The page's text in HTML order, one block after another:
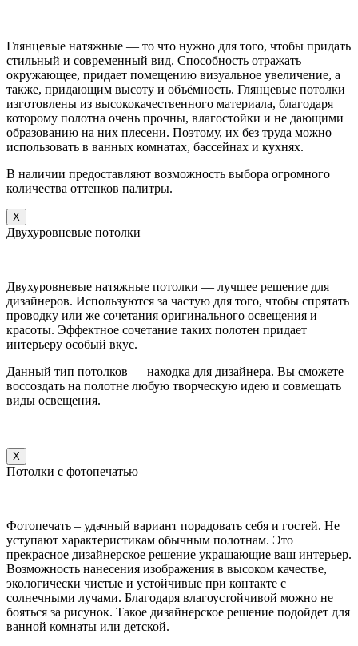
Глянцевые натяжные — то что нужно для того, чтобы придать
стильный и современный вид. Способность отражать
окружающее, придает помещению визуальное увеличение, а
также, придающим высоту и объёмность. Глянцевые потолки
изготовлены из высококачественного материала, благодаря
которому полотна очень прочны, влагостойки и не дающими
образованию на них плесени. Поэтому, их без труда можно
использовать в ванных комнатах, бассейнах и кухнях.
В наличии предоставляют возможность выбора огромного
количества оттенков палитры.
X
Двухуровневые потолки
Двухуровневые натяжные потолки — лучшее решение для
дизайнеров. Используются за частую для того, чтобы спрятать
проводку или же сочетания оригинального освещения и
красоты. Эффектное сочетание таких полотен придает
интерьеру особый вкус.
Данный тип потолков — находка для дизайнера. Вы сможете
воссоздать на полотне любую творческую идею и совмещать
виды освещения.
X
Потолки с фотопечатью
Фотопечать – удачный вариант порадовать себя и гостей. Не
уступают характеристикам обычным полотнам. Это
прекрасное дизайнерское решение украшающие ваш интерьер.
Возможность нанесения изображения в высоком качестве,
экологически чистые и устойчивые при контакте с
солнечными лучами. Благодаря влагоустойчивой можно не
бояться за рисунок. Такое дизайнерское решение подойдет для
ванной комнаты или детской.